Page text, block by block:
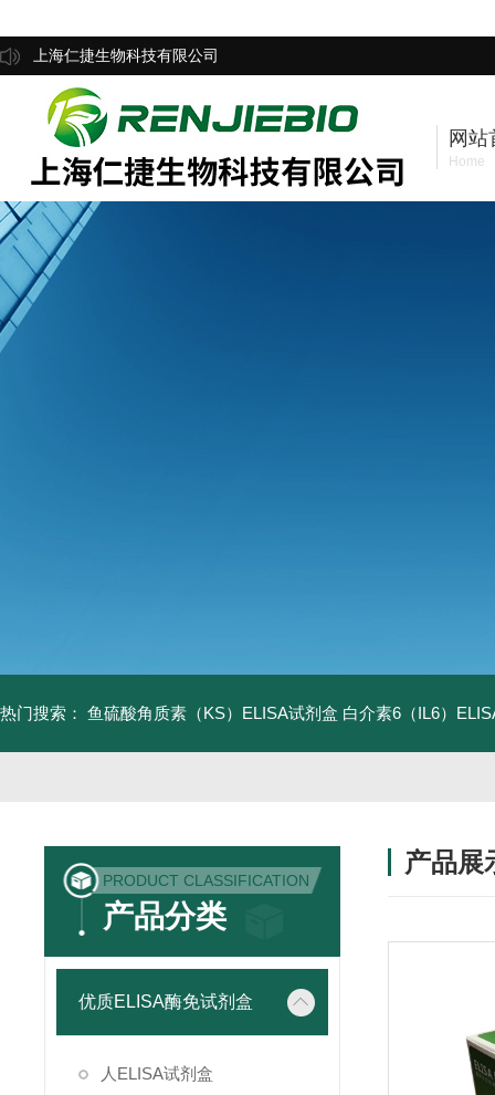
上海仁捷生物科技有限公司
网站
Home
热门搜索： 鱼硫酸角质素（KS）ELISA试剂盒 白介素6（IL6）
PRODUCT CLASSIFICATION
产品分类
优质ELISA酶免试剂盒
人ELISA试剂盒
产品展